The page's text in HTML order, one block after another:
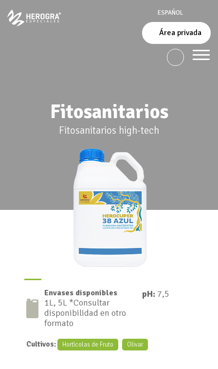
ESPAÑOL
Área privada
Fitosanitarios
Fitosanitarios high-tech
Envases disponibles
1L, 5L *Consultar
disponibilidad en otro
formato
pH: 7,5
Cultivos: Hortícolas de Fruto Olivar